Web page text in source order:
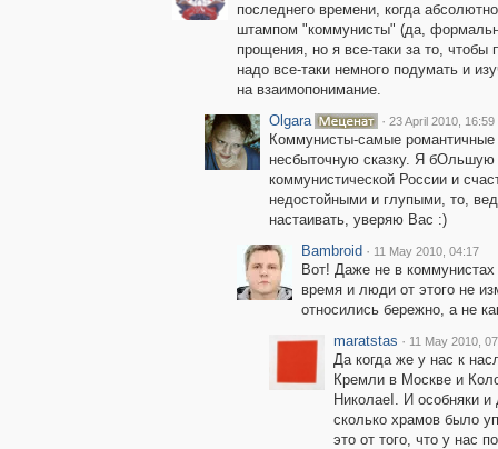
последнего времени, когда
штампом "коммунисты" (да,
прощения, но я все-таки за то, чтобы
надо все-таки немного подумать и
на взаимопонимание.
Olgara
· 23 April 2010, 16:59
Коммунисты-самые
несбыточную сказку. Я бОльшую
коммунистической России и
недостойными и глупыми, то,
настаивать, уверяю Вас :)
Bambroid · 11 May 2010, 04:17
Вот! Даже не в
время и люди от этого не
относились бережно, а не
maratstas · 11 May 2010,
Да когда же у нас к
Кремли в Москве и
НиколаеI. И особняки
сколько храмов было
это от того, что у нас